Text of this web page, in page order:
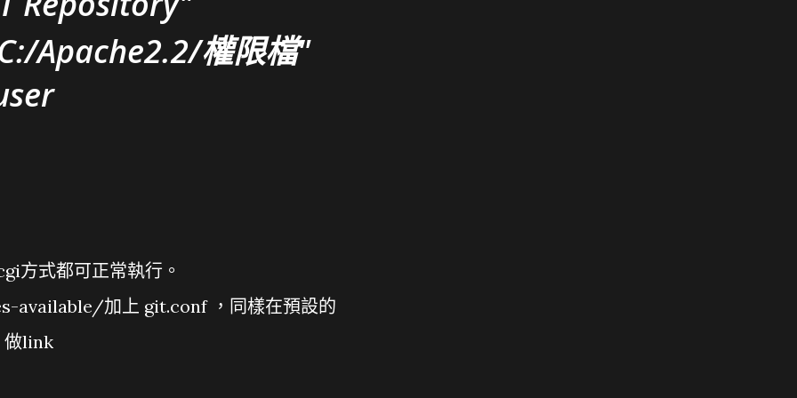
Apache2.2/權限檔"
方式都可正常執行。
加上 git.conf ，同樣在預設的
link